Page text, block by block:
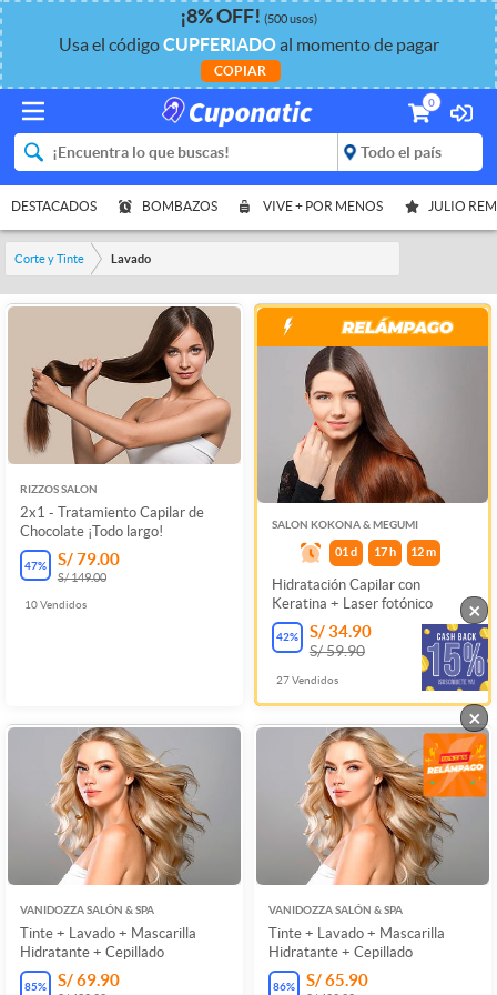
¡8%OFF! (500 usos)
Usa el códigoCUPFERIADOal momento de pagar
COPIAR
0
DESTACADOS BOMBAZOS VIVE + POR MENOS JULIO
Corte y Tinte Lavado
RIZZOS SALON
2x1 - Tratamiento Capilar de
Chocolate ¡Todo largo!
47% S/ 79.00
S/ 149.00
10Vendidos
SALON KOKONA & MEGUMI
01 d 17 h 12m
Hidratación Capilar con
Keratina + Laser fotónico
42% S/ 34.90
S/ 59.90
27Vendidos
VANIDOZZA SALÓN & SPA
Tinte + Lavado + Mascarilla
Hidratante + Cepillado
85% S/ 69.90
VANIDOZZA SALÓN & SPA
Tinte + Lavado + Mascarilla
Hidratante + Cepillado
86% S/ 65.90
×
×